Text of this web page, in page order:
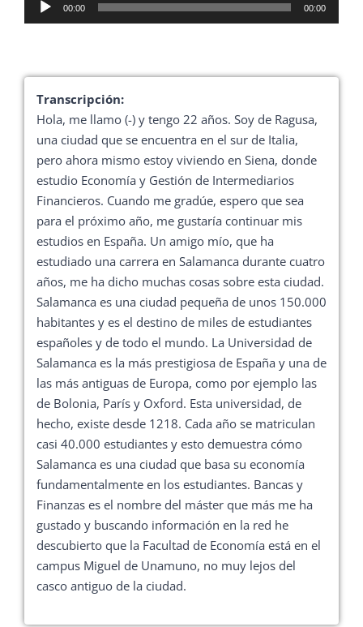
de
00:00 00:00
Transcripción:
Hola, me llamo (-) y tengo 22 años. Soy de Ragusa,
una ciudad que se encuentra en el sur de Italia,
pero ahora mismo estoy viviendo en Siena, donde
estudio Economía y Gestión de Intermediarios
Financieros. Cuando me gradúe, espero que sea
para el próximo año, me gustaría continuar mis
estudios en España. Un amigo mío, que ha
estudiado una carrera en Salamanca durante cuatro
años, me ha dicho muchas cosas sobre esta ciudad.
Salamanca es una ciudad pequeña de unos 150.000
habitantes y es el destino de miles de estudiantes
españoles y de todo el mundo. La Universidad de
Salamanca es la más prestigiosa de España y una de
las más antiguas de Europa, como por ejemplo las
de Bolonia, París y Oxford. Esta universidad, de
hecho, existe desde 1218. Cada año se matriculan
casi 40.000 estudiantes y esto demuestra cómo
Salamanca es una ciudad que basa su economía
fundamentalmente en los estudiantes. Bancas y
Finanzas es el nombre del máster que más me ha
gustado y buscando información en la red he
descubierto que la Facultad de Economía está en el
campus Miguel de Unamuno, no muy lejos del
casco antiguo de la ciudad.